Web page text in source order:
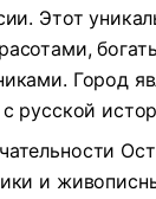
Этот
Город
русской
и